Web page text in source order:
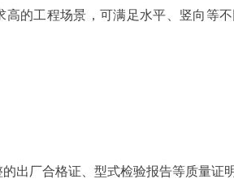
的工程场景，可满足水平、竖向等
出厂合格证、型式检验报告等质量证